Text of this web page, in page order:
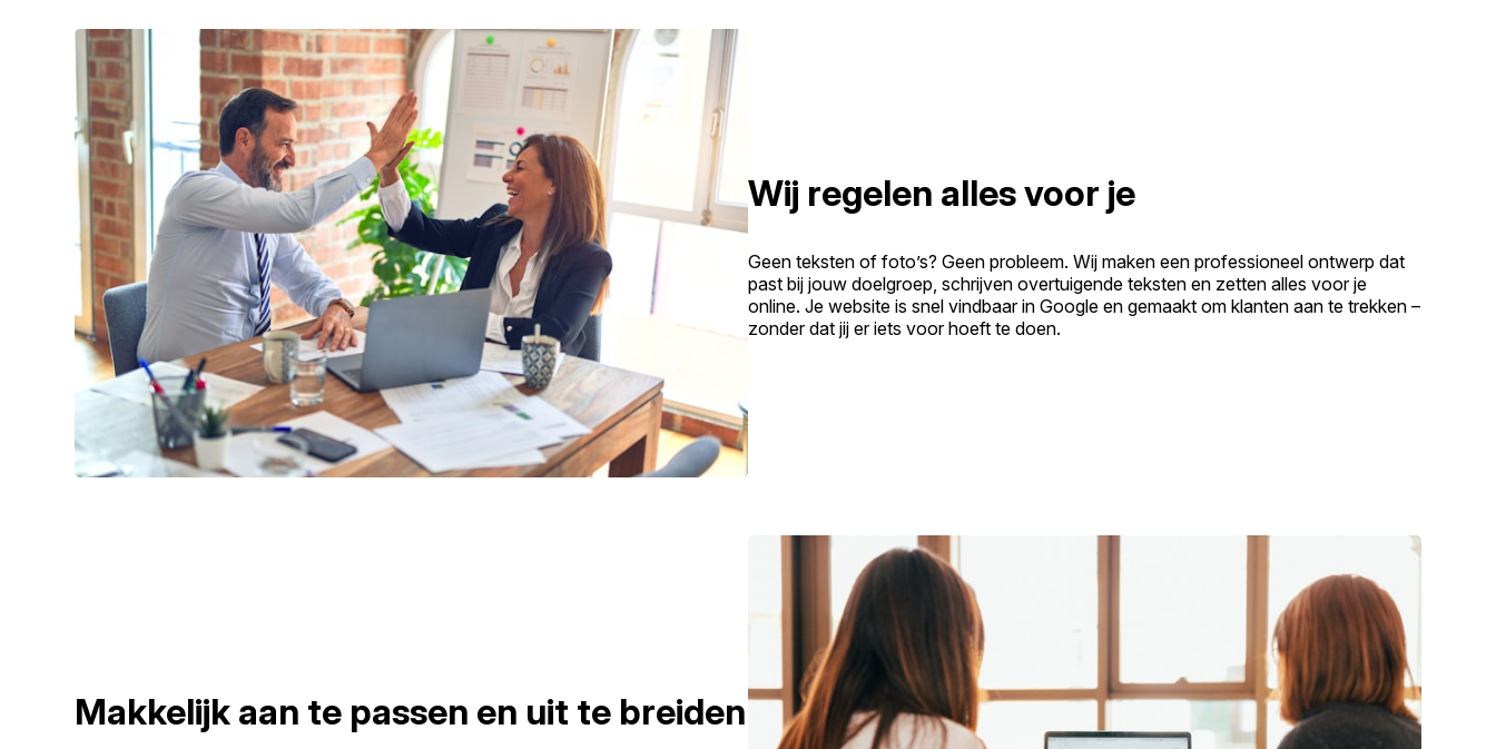
Wij regelen alles voor je
Geen teksten of foto’s? Geen probleem. Wij maken een professioneel ontwerp dat
past bij jouw doelgroep, schrijven overtuigende teksten en zetten alles voor je
online. Je website is snel vindbaar in Google en gemaakt om klanten aan te trekken –
zonder dat jij er iets voor hoeft te doen.
Makkelijk aan te passen en uit te breiden